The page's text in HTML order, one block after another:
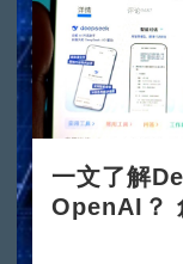
一文了解
OpenAI？